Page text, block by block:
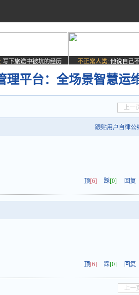
写下旅途中被坑的经历 不正常人类: 他说自己
理平台：全场景智慧运
上一
跟贴用户自律公
顶[6] 踩[0] 回复
顶[6] 踩[0] 回复
上一